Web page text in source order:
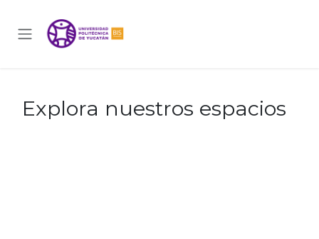
Explora nuestros espacios